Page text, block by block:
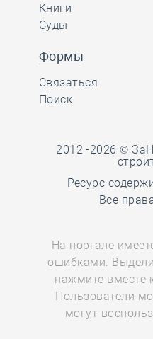
Книги
Суды
Формы
Связаться
Поиск
2012 -2026 ©
Ресурс
Все
На портале
ошибками.
нажмите вместе
Пользователи
могут